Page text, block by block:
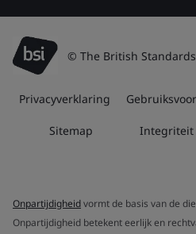
© The British
Privacyverklaring
Sitemap Integriteit
Onpartijdigheidvormt de basis van de
Onpartijdigheid betekent eerlijk en